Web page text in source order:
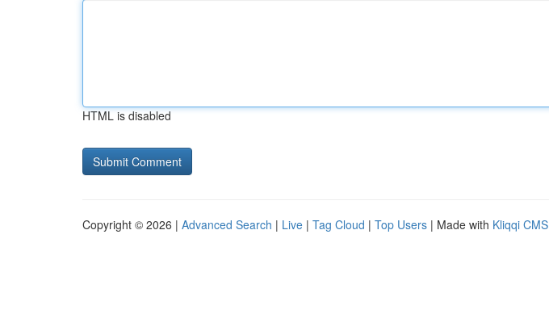
HTML is disabled
Copyright © 2026 | Advanced Search | Live | Tag Cloud | Top Users | Made with Kliqqi CMS